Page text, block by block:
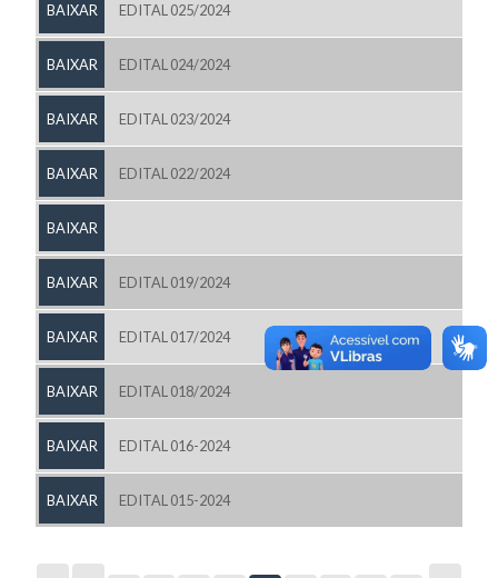
BAIXAR EDITAL 025/2024
BAIXAR EDITAL 024/2024
BAIXAR EDITAL 023/2024
BAIXAR EDITAL 022/2024
BAIXAR
BAIXAR EDITAL 019/2024
BAIXAR EDITAL 017/2024
BAIXAR EDITAL 018/2024
BAIXAR EDITAL 016-2024
BAIXAR EDITAL 015-2024